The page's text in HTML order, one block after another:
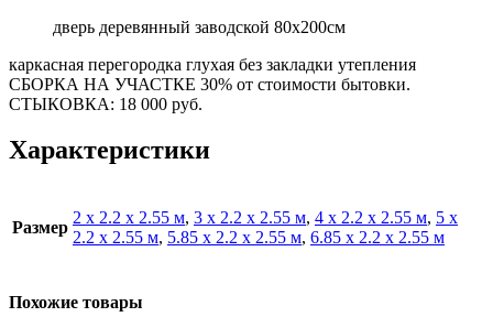
дверь деревянный заводской 80х200см
каркасная перегородка глухая без закладки утепления
СБОРКА НА УЧАСТКЕ 30% от стоимости бытовки.
СТЫКОВКА: 18 000 руб.
Характеристики
Размер
2 х 2.2 х 2.55 м, 3 х 2.2 х 2.55 м, 4 х 2.2 х 2.55 м, 5 х
2.2 х 2.55 м, 5.85 х 2.2 х 2.55 м, 6.85 х 2.2 х 2.55 м
Похожие товары